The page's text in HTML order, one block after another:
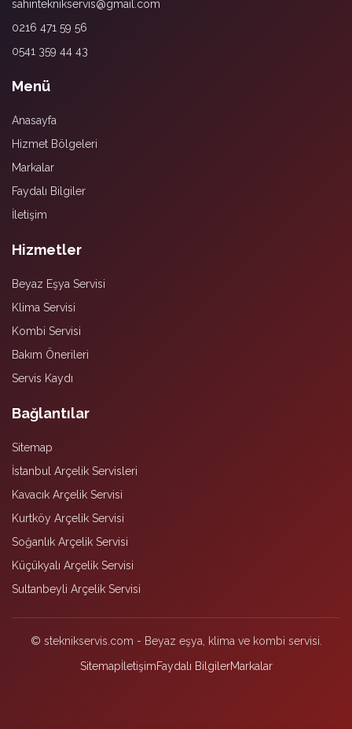
sahinteknikservis@gmail.com
0216 471 59 56
0541 359 44 43
Menü
Anasayfa
Hizmet Bölgeleri
Markalar
Faydalı Bilgiler
İletişim
Hizmetler
Beyaz Eşya Servisi
Klima Servisi
Kombi Servisi
Bakım Önerileri
Servis Kaydı
Bağlantılar
Sitemap
İstanbul Arçelik Servisleri
Kavacık Arçelik Servisi
Kurtköy Arçelik Servisi
Soğanlık Arçelik Servisi
Küçükyalı Arçelik Servisi
Sultanbeyli Arçelik Servisi
© steknikservis.com - Beyaz eşya, klima ve kombi servisi.
SitemapİletişimFaydalı BilgilerMarkalar